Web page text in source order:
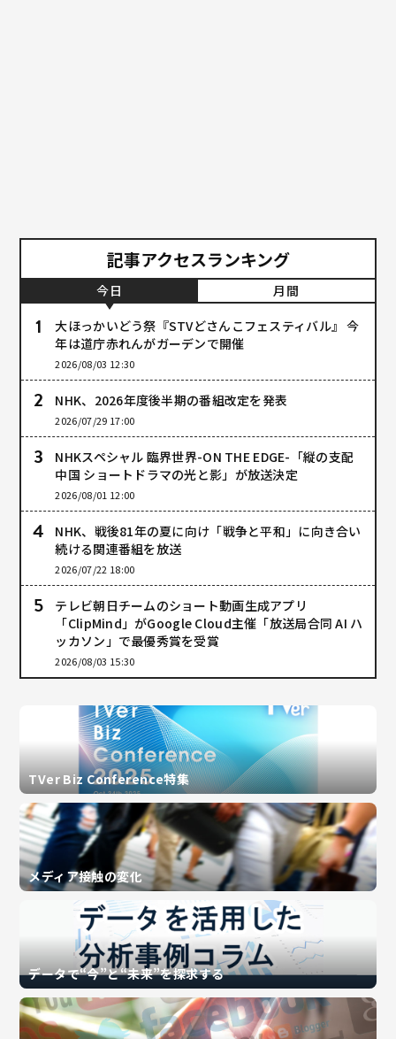
記事アクセスランキング
今日
月間
大ほっかいどう祭『STVどさんこフェスティバル』 今
年は道庁赤れんがガーデンで開催
2026/08/03 12:30
NHK、2026年度後半期の番組改定を発表
2026/07/29 17:00
NHKスペシャル 臨界世界-ON THE EDGE-「縦の支配
中国 ショートドラマの光と影」が放送決定
2026/08/01 12:00
NHK、戦後81年の夏に向け「戦争と平和」に向き合い
続ける関連番組を放送
2026/07/22 18:00
テレビ朝日チームのショート動画生成アプリ
「ClipMind」がGoogle Cloud主催「放送局合同 AI ハ
ッカソン」で最優秀賞を受賞
2026/08/03 15:30
TVer Biz Conference特集
メディア接触の変化
データで“今”と“未来”を探求する